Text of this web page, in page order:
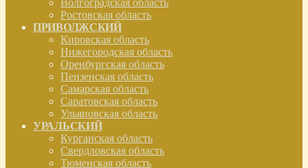
Волгоградская область
Ростовская область
ПРИВОЛЖСКИЙ
Кировская область
Нижегородская область
Оренбургская область
Пензенская область
Самарская область
Саратовская область
Ульяновская область
УРАЛЬСКИЙ
Курганская область
Свердловская область
Тюменская область